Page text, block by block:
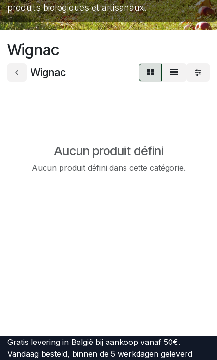
produits biologiques et artisanaux.
Wignac
Wignac
Aucun produit défini
Aucun produit défini dans cette catégorie.
Gratis levering in België bij aankoop vanaf 50€.
Vandaag besteld, binnen de 5 werkdagen geleverd